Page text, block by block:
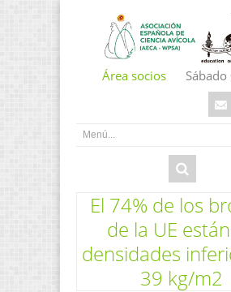
Área socios
El 74% de los
de la UE
densidades
39 kg/m2